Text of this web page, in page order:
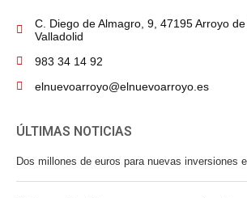
C. Diego de Almagro, 9, 47195 Arroyo
Valladolid
983 34 14 92
elnuevoarroyo@elnuevoarroyo.es
ÚLTIMAS NOTICIAS
Dos millones de euros para nuevas inversiones